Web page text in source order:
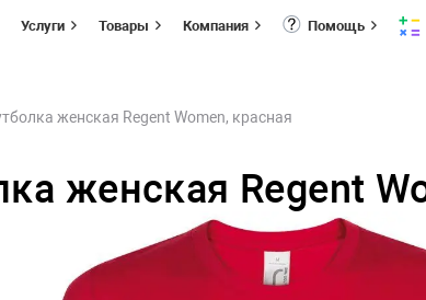
Услуги Товары Компания Помощь
женская Regent Women, красная
женская Regent